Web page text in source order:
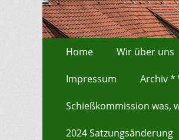
Erstes Menü
Inhalt:
Home Wir über uns
Impressum Archiv *
Schießkommission was,
2024 Satzungsänderung